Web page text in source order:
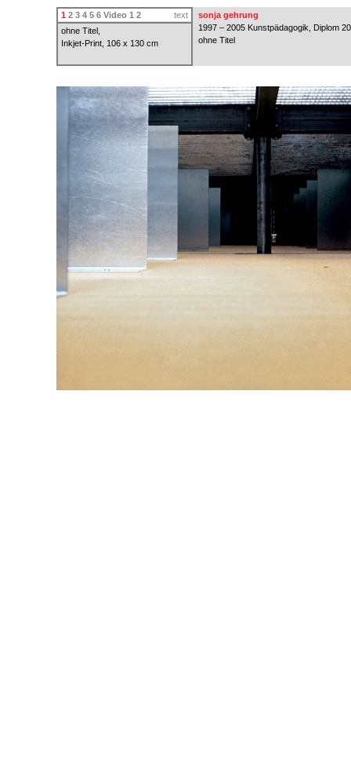
1 2 3 4 5 6 Video 1 2
text
ohne Titel,
Inkjet-Print, 106 x 130 cm
sonja gehrung
1997 – 2005 Kunstpädagogik, Diplom
ohne Titel